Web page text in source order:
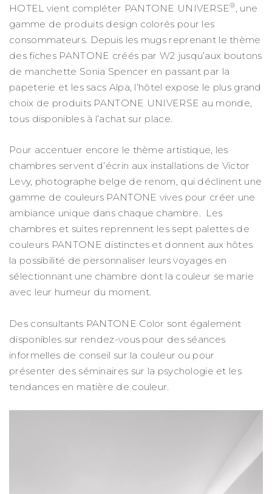
HOTEL vient compléter PANTONE UNIVERSE®
, une
gamme de produits design colorés pour les
consommateurs. Depuis les mugs reprenant le thème
des fiches PANTONE créés par W2 jusqu’aux boutons
de manchette Sonia Spencer en passant par la
papeterie et les sacs Alpa, l’hôtel expose le plus grand
choix de produits PANTONE UNIVERSE au monde,
tous disponibles à l’achat sur place.
Pour accentuer encore le thème artistique, les
chambres servent d’écrin aux installations de Victor
Levy, photographe belge de renom, qui déclinent une
gamme de couleurs PANTONE vives pour créer une
ambiance unique dans chaque chambre. Les
chambres et suites reprennent les sept palettes de
couleurs PANTONE distinctes et donnent aux hôtes
la possibilité de personnaliser leurs voyages en
sélectionnant une chambre dont la couleur se marie
avec leur humeur du moment.
Des consultants PANTONE Color sont également
disponibles sur rendez-vous pour des séances
informelles de conseil sur la couleur ou pour
présenter des séminaires sur la psychologie et les
tendances en matière de couleur.